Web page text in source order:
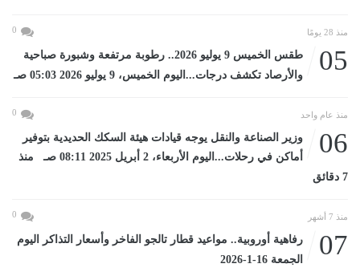
منذ 28 يومًا 0
05
طقس الخميس 9 يوليو 2026.. رطوبة مرتفعة وشبورة صباحية
والأرصاد تكشف درجات...اليوم الخميس، 9 يوليو 2026 05:03 صـ
منذ عام واحد 0
06
وزير الصناعة والنقل يوجه قيادات هيئة السكك الحديدية بتوفير
أماكن في رحلات...اليوم الأربعاء، 2 أبريل 2025 08:11 صـ منذ
7 دقائق
منذ 7 أشهر 0
07
رفاهية أوروبية.. مواعيد قطار تالجو الفاخر وأسعار التذاكر اليوم
الجمعة 16-1-2026